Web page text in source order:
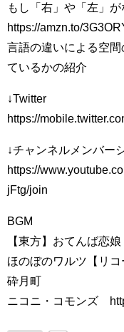
もし「右」や「左」
https://amzn.to/
言語の違いによる空
ているかの紹介
↓Twitter
https://
↓チャンネルメンバー
https://
jFtg/join
BGM
【東方】おてんば恋
ほのぼのワルツ【リコ
砕月町
ニコニ・コモンズ